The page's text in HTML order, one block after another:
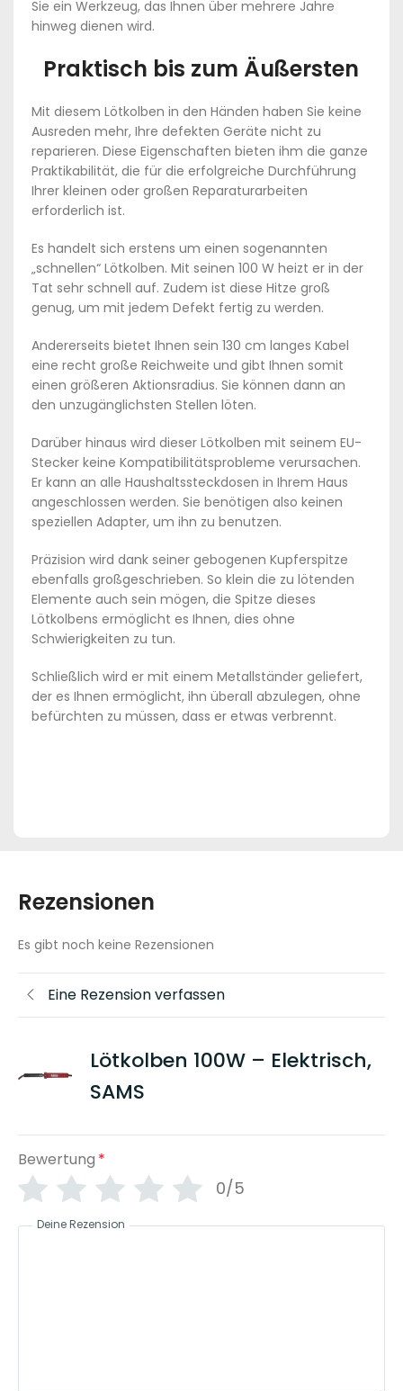
Sie ein Werkzeug, das Ihnen über mehrere Jahre
hinweg dienen wird.
Praktisch bis zum Äußersten
Mit diesem Lötkolben in den Händen haben Sie keine
Ausreden mehr, Ihre defekten Geräte nicht zu
reparieren. Diese Eigenschaften bieten ihm die ganze
Praktikabilität, die für die erfolgreiche Durchführung
Ihrer kleinen oder großen Reparaturarbeiten
erforderlich ist.
Es handelt sich erstens um einen sogenannten
„schnellen“ Lötkolben. Mit seinen 100 W heizt er in der
Tat sehr schnell auf. Zudem ist diese Hitze groß
genug, um mit jedem Defekt fertig zu werden.
Andererseits bietet Ihnen sein 130 cm langes Kabel
eine recht große Reichweite und gibt Ihnen somit
einen größeren Aktionsradius. Sie können dann an
den unzugänglichsten Stellen löten.
Darüber hinaus wird dieser Lötkolben mit seinem EU-
Stecker keine Kompatibilitätsprobleme verursachen.
Er kann an alle Haushaltssteckdosen in Ihrem Haus
angeschlossen werden. Sie benötigen also keinen
speziellen Adapter, um ihn zu benutzen.
Präzision wird dank seiner gebogenen Kupferspitze
ebenfalls großgeschrieben. So klein die zu lötenden
Elemente auch sein mögen, die Spitze dieses
Lötkolbens ermöglicht es Ihnen, dies ohne
Schwierigkeiten zu tun.
Schließlich wird er mit einem Metallständer geliefert,
der es Ihnen ermöglicht, ihn überall abzulegen, ohne
befürchten zu müssen, dass er etwas verbrennt.
Rezensionen
Es gibt noch keine Rezensionen
Eine Rezension verfassen
Lötkolben 100W – Elektrisch,
SAMS
Bewertung *
0/5
Deine Rezension